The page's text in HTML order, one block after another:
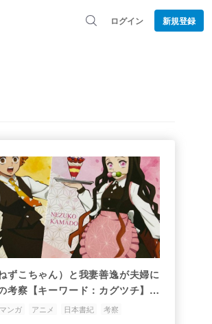
ログイン 新規登録
ずこちゃん）と我妻善逸が夫婦に
考察【キーワード：カグツチ】＜
マンガ アニメ 日本書紀 考察